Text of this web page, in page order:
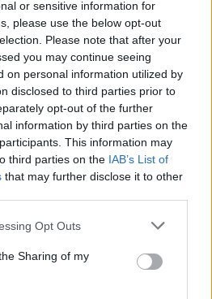
or sensitive information for
please use the below opt-out
Please note that after your
you may continue seeing
on personal information utilized by
disclosed to third parties prior to
opt-out of the further
information by third parties on the
This information may
third parties on the IAB’s List of
that may further disclose it to other
app uses one or more Google
usage behaviour. You may click to
and its third-party tags to
purposes in below Google
Opt Outs
Sharing of my
minden eddiginél
elsöprőbb,
mesterséges
intelligenciával készült
videókkal igyekszik
lejáratni a Tisza Párt helyi
terjesztve róluk. Jobb, ha előre
Szolnok megyében is.
,figyelmeztetés, intelligencia